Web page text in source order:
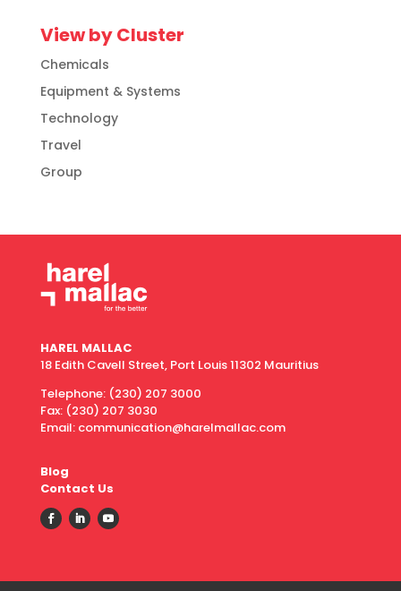
View by Cluster
Chemicals
Equipment & Systems
Technology
Travel
Group
HAREL MALLAC
18 Edith Cavell Street, Port Louis 11302 Mauritius
Telephone: (230) 207 3000
Fax: (230) 207 3030
Email: communication@harelmallac.com
Blog
Contact Us